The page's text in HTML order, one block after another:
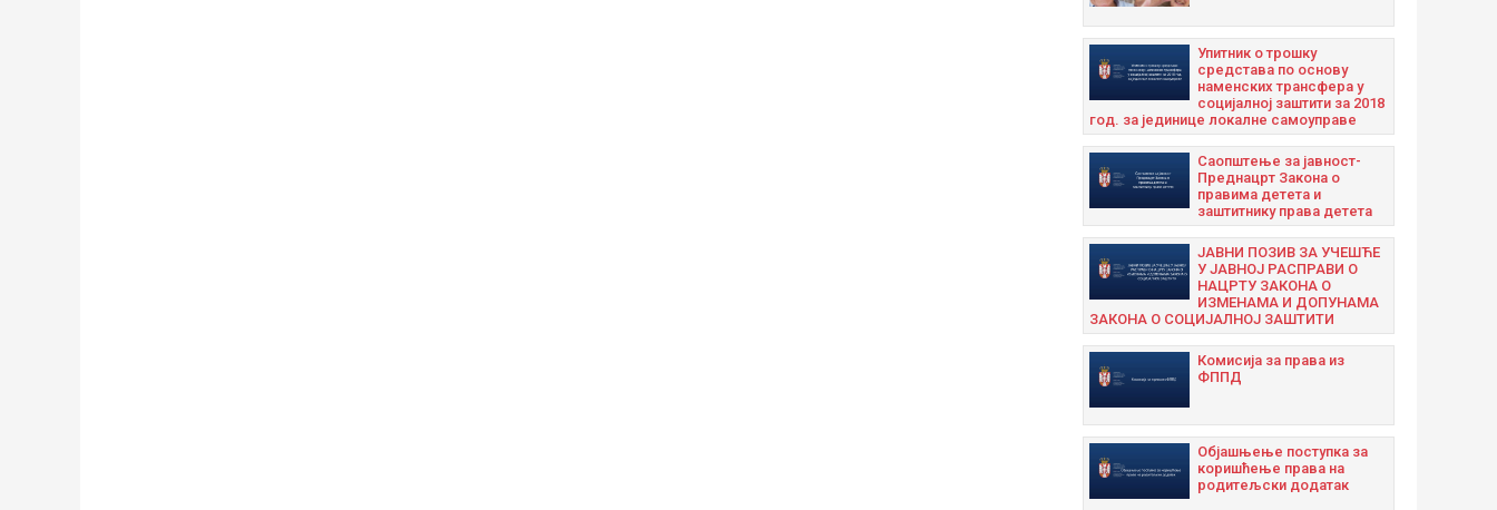
Упитник о трошку
средстава по основу
наменских трансфера у
социјалној заштити за 2018
год. за јединице локалне самоуправе
Саопштење за јавност-
Преднацрт Закона о
правима детета и
заштитнику права детета
ЈАВНИ ПОЗИВ ЗА УЧЕШЋЕ
У ЈАВНОЈ РАСПРАВИ О
НАЦРТУ ЗАКОНА О
ИЗМЕНАМА И ДОПУНАМА
ЗАКОНА О СОЦИЈАЛНОЈ ЗАШТИТИ
Комисија за права из
ФППД
Објашњење поступка за
коришћење права на
родитељски додатак